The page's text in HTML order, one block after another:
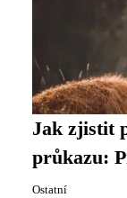
Jak zjistit
průkazu:
Ostatní